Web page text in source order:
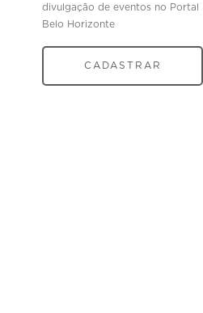
divulgação de eventos no Portal
Belo Horizonte
CADASTRAR